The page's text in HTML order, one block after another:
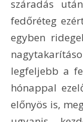
száradás
fedőréteg
egyben
legfeljebb a
hónappal
előnyös is,